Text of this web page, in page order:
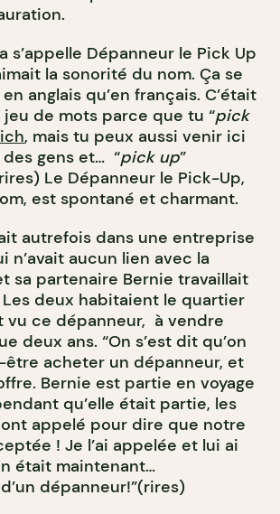
s’appelle Dépanneur le Pick Up
la sonorité du nom. Ça se
anglais qu’en français. C’était
de mots parce que tu “pick
, mais tu peux aussi venir ici
gens et… “pick up”
Le Dépanneur le Pick-Up,
est spontané et charmant.
autrefois dans une entreprise
n’avait aucun lien avec la
sa partenaire Bernie travaillait
deux habitaient le quartier
vu ce dépanneur, à vendre
deux ans. “On s’est dit qu’on
acheter un dépanneur, et
Bernie est partie en voyage
qu’elle était partie, les
appelé pour dire que notre
! Je l’ai appelée et lui ai
était maintenant…
dépanneur!”(rires)